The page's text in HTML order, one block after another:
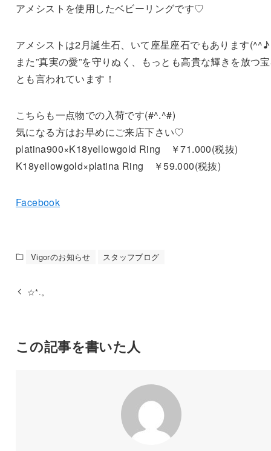
アメシストを使用したベビーリングです♡
アメシストは2月誕生石、いて座星座石でもあります(^^♪
また”真実の愛”を守りぬく、もっとも高貴な輝きを放つ
とも言われています！
こちらも一点物での入荷です(#^.^#)
気になる方はお早めにご来店下さい♡
platina900×K18yellowgold Ring ￥71.000(税抜)
K18yellowgold×platina Ring ￥59.000(税抜)
Facebook
Vigorのお知らせ スタッフブログ
☆*.。
この記事を書いた人